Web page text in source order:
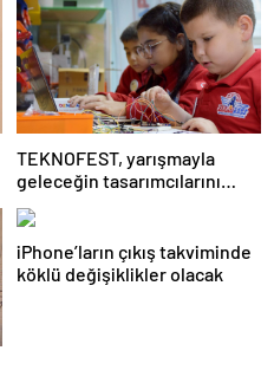
TEKNOFEST, yarışmayla
geleceğin tasarımcılarını
seçiyor
iPhone’ların çıkış takviminde
köklü değişiklikler olacak